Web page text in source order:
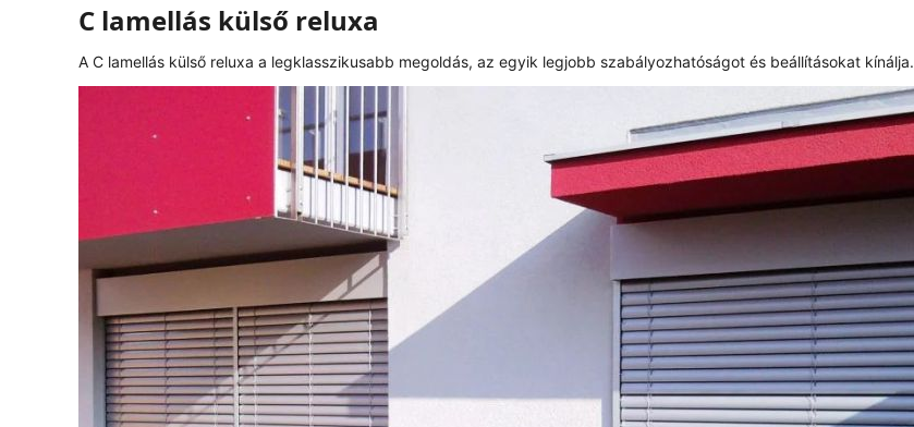
C lamellás külső reluxa
A C lamellás külső reluxa a legklasszikusabb megoldás, az egyik legjobb szabályozhatóságot és beállításokat kínálja.